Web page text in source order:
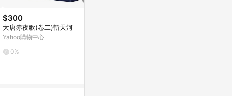
$300
大唐赤夜歌(卷二)斬天河
Yahoo購物中心
0%